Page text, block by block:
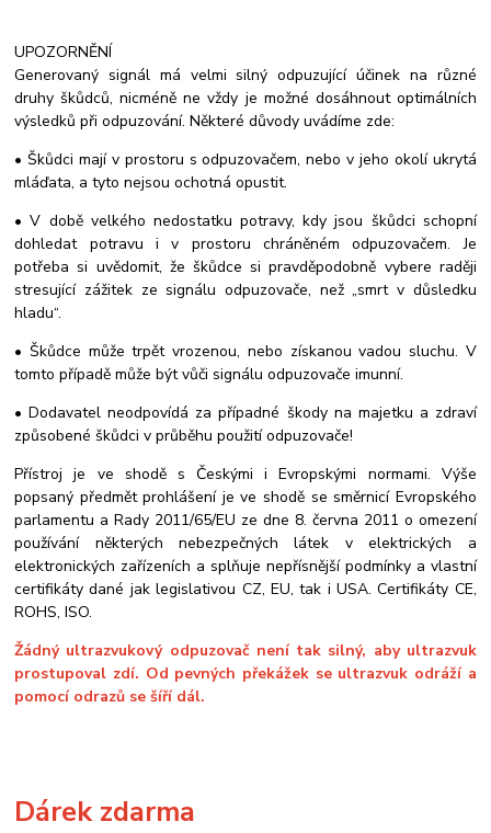
UPOZORNĚNÍ
Generovaný signál má velmi silný odpuzující účinek na různé
druhy škůdců, nicméně ne vždy je možné dosáhnout optimálních
výsledků při odpuzování. Některé důvody uvádíme zde:
• Škůdci mají v prostoru s odpuzovačem, nebo v jeho okolí ukrytá
mláďata, a tyto nejsou ochotná opustit.
• V době velkého nedostatku potravy, kdy jsou škůdci schopní
dohledat potravu i v prostoru chráněném odpuzovačem. Je
potřeba si uvědomit, že škůdce si pravděpodobně vybere raději
stresující zážitek ze signálu odpuzovače, než „smrt v důsledku
hladu“.
• Škůdce může trpět vrozenou, nebo získanou vadou sluchu. V
tomto případě může být vůči signálu odpuzovače imunní.
• Dodavatel neodpovídá za případné škody na majetku a zdraví
způsobené škůdci v průběhu použití odpuzovače!
Přístroj je ve shodě s Českými i Evropskými normami. Výše
popsaný předmět prohlášení je ve shodě se směrnicí Evropského
parlamentu a Rady 2011/65/EU ze dne 8. června 2011 o omezení
používání některých nebezpečných látek v elektrických a
elektronických zařízeních a splňuje nepřísnější podmínky a vlastní
certifikáty dané jak legislativou CZ, EU, tak i USA. Certifikáty CE,
ROHS, ISO.
Žádný ultrazvukový odpuzovač není tak silný, aby ultrazvuk
prostupoval zdí. Od pevných překážek se ultrazvuk odráží a
pomocí odrazů se šíří dál.
Dárek zdarma